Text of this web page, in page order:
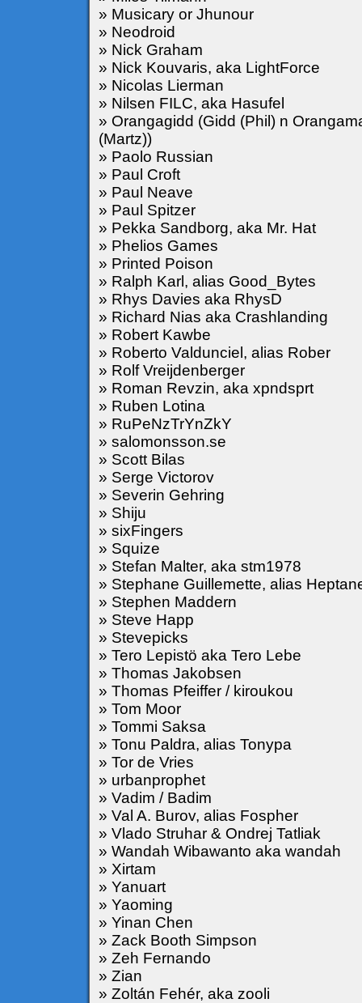
» Musicary or Jhunour
» Neodroid
» Nick Graham
» Nick Kouvaris, aka LightForce
» Nicolas Lierman
» Nilsen FILC, aka Hasufel
» Orangagidd (Gidd (Phil) n
(Martz))
» Paolo Russian
» Paul Croft
» Paul Neave
» Paul Spitzer
» Pekka Sandborg, aka Mr. Hat
» Phelios Games
» Printed Poison
» Ralph Karl, alias Good_Bytes
» Rhys Davies aka RhysD
» Richard Nias aka Crashlanding
» Robert Kawbe
» Roberto Valdunciel, alias Rober
» Rolf Vreijdenberger
» Roman Revzin, aka xpndsprt
» Ruben Lotina
» RuPeNzTrYnZkY
» salomonsson.se
» Scott Bilas
» Serge Victorov
» Severin Gehring
» Shiju
» sixFingers
» Squize
» Stefan Malter, aka stm1978
» Stephane Guillemette, alias
» Stephen Maddern
» Steve Happ
» Stevepicks
» Tero Lepistö aka Tero Lebe
» Thomas Jakobsen
» Thomas Pfeiffer / kiroukou
» Tom Moor
» Tommi Saksa
» Tonu Paldra, alias Tonypa
» Tor de Vries
» urbanprophet
» Vadim / Badim
» Val A. Burov, alias Fospher
» Vlado Struhar & Ondrej Tatliak
» Wandah Wibawanto aka wandah
» Xirtam
» Yanuart
» Yaoming
» Yinan Chen
» Zack Booth Simpson
» Zeh Fernando
» Zian
» Zoltán Fehér, aka zooli